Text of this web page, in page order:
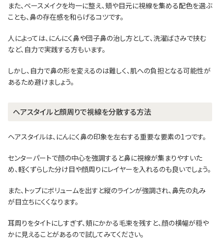
また、ベースメイクを均一に整え、頬や目元に視線を集める配色を選ぶ
ことも、鼻の存在感を和らげるコツです。
人によっては、にんにく鼻や団子鼻の治し方として、洗濯ばさみで挟む
など、自力で実践する方もいます。
しかし、自力で鼻の形を変えるのは難しく、肌への負担となる可能性が
あるため避けましょう。
ヘアスタイルと顔周りで視線を分散する方法
ヘアスタイルは、にんにく鼻の印象を左右する重要な要素の1つです。
センターパートで顔の中心を強調すると鼻に視線が集まりやすいた
め、軽くずらした分け目や顔周りにレイヤーを入れるのも良いでしょう。
また、トップにボリュームを出すと縦のラインが強調され、鼻先の丸み
が目立ちにくくなります。
耳周りをタイトにしすぎず、頬にかかる毛束を残すと、顔の横幅が穏や
かに見えることがあるので試してみてください。